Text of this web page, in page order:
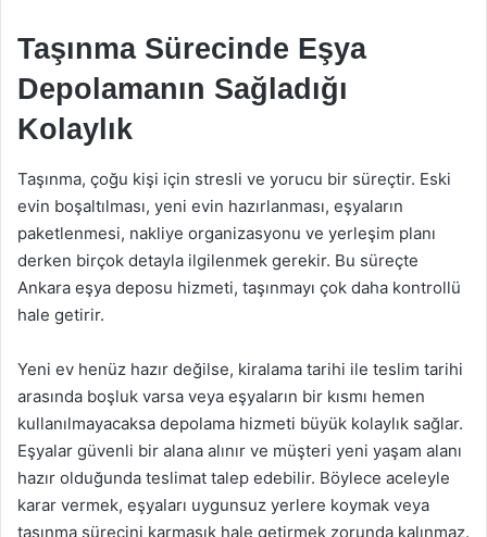
Taşınma Sürecinde Eşya
Depolamanın Sağladığı
Kolaylık
Taşınma, çoğu kişi için stresli ve yorucu bir süreçtir. Eski
evin boşaltılması, yeni evin hazırlanması, eşyaların
paketlenmesi, nakliye organizasyonu ve yerleşim planı
derken birçok detayla ilgilenmek gerekir. Bu süreçte
Ankara eşya deposu hizmeti, taşınmayı çok daha kontrollü
hale getirir.
Yeni ev henüz hazır değilse, kiralama tarihi ile teslim tarihi
arasında boşluk varsa veya eşyaların bir kısmı hemen
kullanılmayacaksa depolama hizmeti büyük kolaylık sağlar.
Eşyalar güvenli bir alana alınır ve müşteri yeni yaşam alanı
hazır olduğunda teslimat talep edebilir. Böylece aceleyle
karar vermek, eşyaları uygunsuz yerlere koymak veya
taşınma sürecini karmaşık hale getirmek zorunda kalınmaz.